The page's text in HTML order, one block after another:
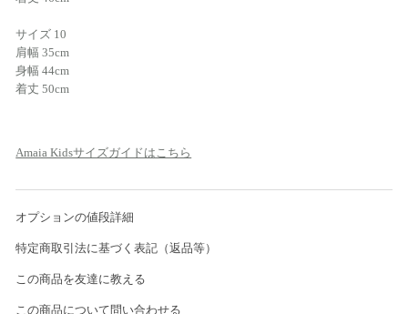
サイズ 10
肩幅 35cm
身幅 44cm
着丈 50cm
Amaia Kidsサイズガイドはこちら
オプションの値段詳細
特定商取引法に基づく表記（返品等）
この商品を友達に教える
この商品について問い合わせる